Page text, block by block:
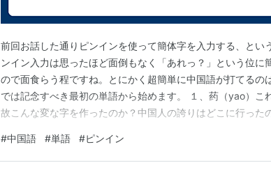
前回お話した通りピンインを使って簡体字を入力する、とい
ンイン入力は思ったほど面倒もなく「あれっ？」という位に
ので面食らう程ですね。とにかく超簡単に中国語が打てるの
では記念すべき最初の単語から始めます。 １、药（yao）こ
故こんな変な字を作ったのか？中国人の誇りはどこに行った
「薬を飲む時間ですよ！」という意味になるそうです。この
間だ」と何故なるのか？という文法上の疑…
#中国語 #単語 #ピンイン